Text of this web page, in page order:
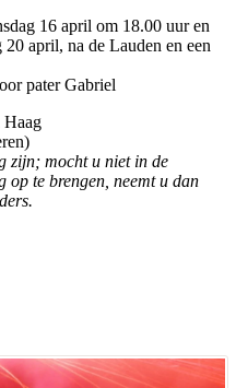
16 april om 18.00 uur en
april, na de Lauden en een
pater Gabriel
zijn; mocht u niet in de
op te brengen, neemt u dan